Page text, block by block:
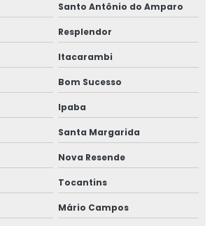
de fornecedor
food
de programa 5s
gfsi
de desempenho
14001
17025
Santo Antônio do Amparo
Resplendor
Itacarambi
Bom Sucesso
Ipaba
Santa Margarida
Nova Resende
Tocantins
Mário Campos